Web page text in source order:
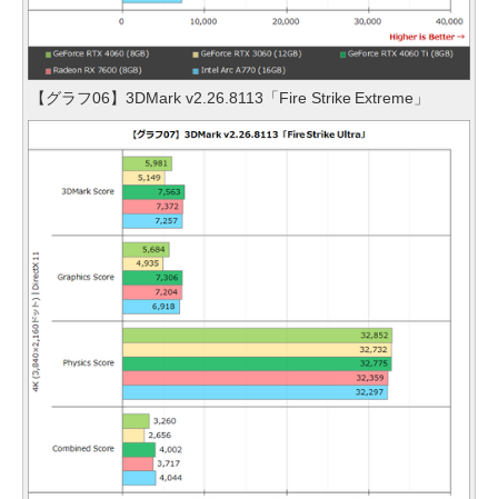
【グラフ06】3DMark v2.26.8113「Fire Strike Extreme」